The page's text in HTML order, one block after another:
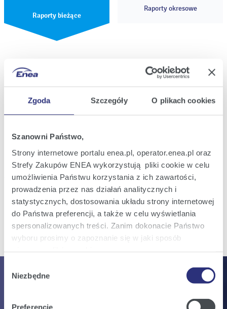
Zgoda Szczegóły O plikach cookies
Szanowni Państwo,
Strony internetowe portalu enea.pl, operator.enea.pl oraz
Strefy Zakupów ENEA wykorzystują pliki cookie w celu
umożliwienia Państwu korzystania z ich zawartości,
prowadzenia przez nas działań analitycznych i
statystycznych, dostosowania układu strony internetowej
do Państwa preferencji, a także w celu wyświetlania
spersonalizowanych treści. Zanim dokonacie Państwo
wyboru prosimy o zapoznanie się w jaki sposób
Szczegółowe informacje na ten temat znajdziecie
Polityce
zgody
Niezbędne
Preferencje
Raporty bieżące
Raporty okresowe
06
2026
20:32
Rezygnacja Członka Zarządu Enea S.A.
lip
2026
15:24
Raport bieżący nr 32/2026
Ogłoszenie przerwy w obradach
Nadzwyczajnego Walnego Zgromadzenia
Enea S.A.
Wszystkie raporty
Dlaczego zainwestować?